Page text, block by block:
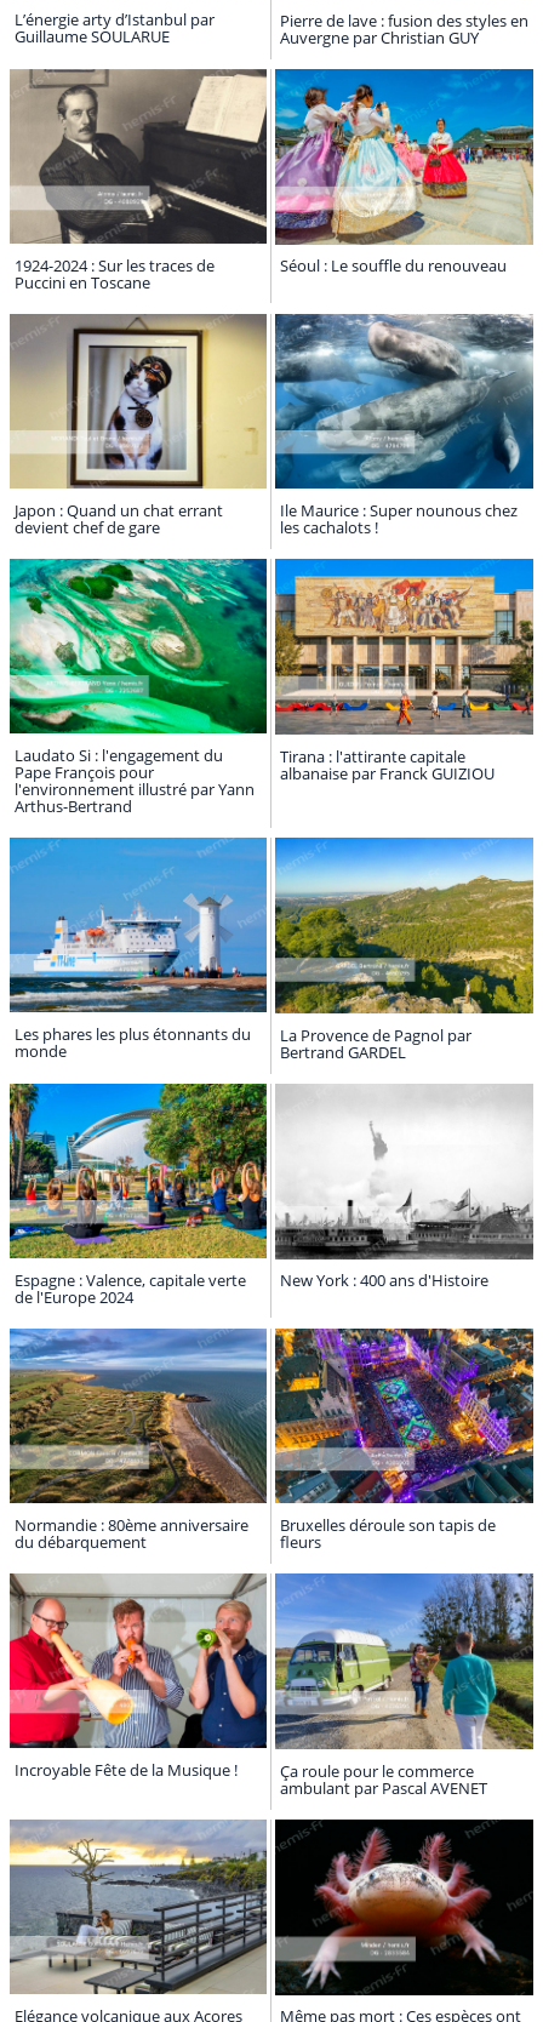
L’énergie arty d’Istanbul par
Guillaume SOULARUE
Pierre de lave : fusion des styles en
Auvergne par Christian GUY
1924-2024 : Sur les traces de
Puccini en Toscane
Séoul : Le souffle du renouveau
Japon : Quand un chat errant
devient chef de gare
Ile Maurice : Super nounous chez
les cachalots !
Laudato Si : l'engagement du
Pape François pour
l'environnement illustré par Yann
Arthus-Bertrand
Tirana : l'attirante capitale
albanaise par Franck GUIZIOU
Les phares les plus étonnants du
monde
La Provence de Pagnol par
Bertrand GARDEL
Espagne : Valence, capitale verte
de l'Europe 2024
New York : 400 ans d'Histoire
Normandie : 80ème anniversaire
du débarquement
Bruxelles déroule son tapis de
fleurs
Incroyable Fête de la Musique ! Ça roule pour le commerce
ambulant par Pascal AVENET
Elégance volcanique aux Açores Même pas mort : Ces espèces ont